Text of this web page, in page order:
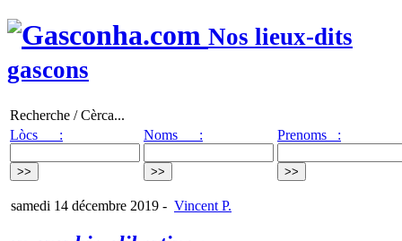
Nos lieux-dits
gascons
Recherche / Cèrca...
Lòcs :
Noms : Prenoms :
samedi 14 décembre 2019 - Vincent P.